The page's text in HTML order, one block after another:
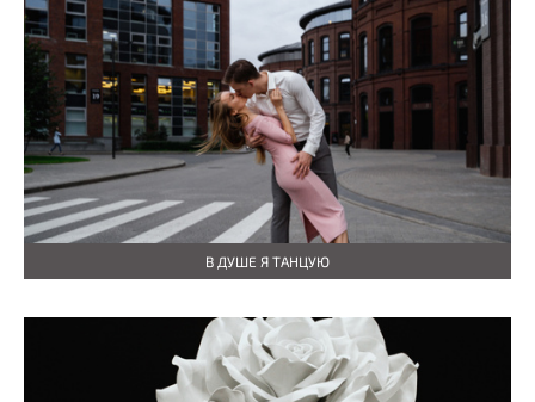
В ДУШЕ Я ТАНЦУЮ